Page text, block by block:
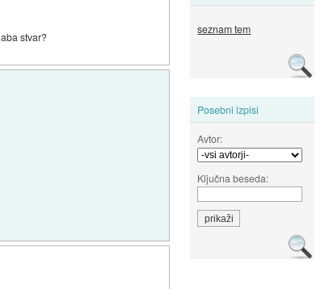
seznam tem
Posebni izpisi
Avtor:
Ključna beseda:
stvar?